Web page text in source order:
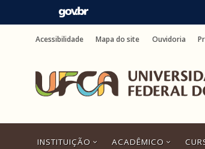
para
para
busca
Acessibilidade Mapa do site Ouvidoria
INSTITUIÇÃO ACADÊMICO